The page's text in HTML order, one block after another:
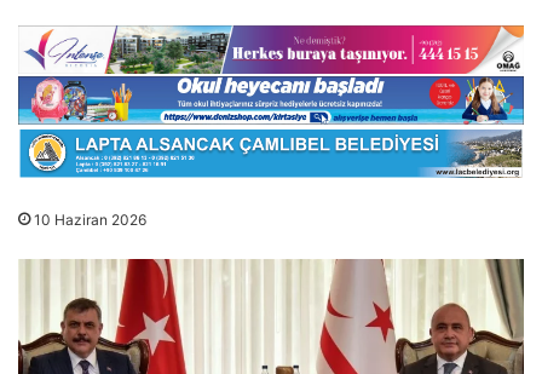
10 Haziran 2026